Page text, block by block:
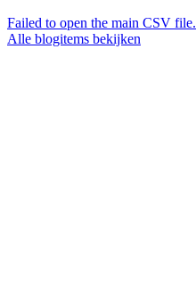
Failed to open the main CSV file.
Alle blogitems bekijken